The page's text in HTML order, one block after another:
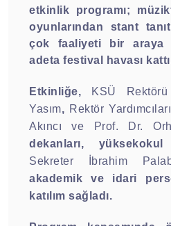
etkinlik programı;
oyunlarından stant
çok faaliyeti bir araya
adeta festival havası
Etkinliğe,
KSÜ
Yasım, Rektör
Akıncı ve Prof. Dr.
dekanları,
Sekreter İbrahim
akademik ve idari
katılım sağladı.